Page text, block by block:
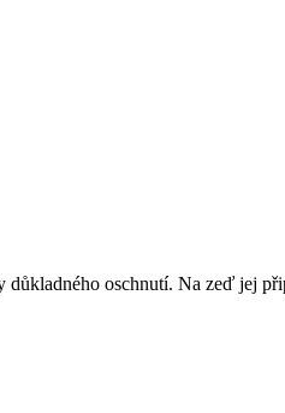
oschnutí. Na zeď jej